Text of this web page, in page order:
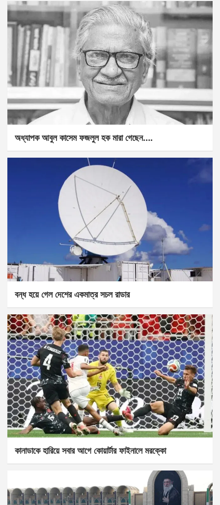
অধ্যাপক আবুল কাসেম ফজলুল হক মারা গেছেন….
বন্ধ হয়ে গেল দেশের একমাত্র সচল রাডার
কানাডাকে হারিয়ে সবার আগে কোয়ার্টার ফাইনালে মরক্কো